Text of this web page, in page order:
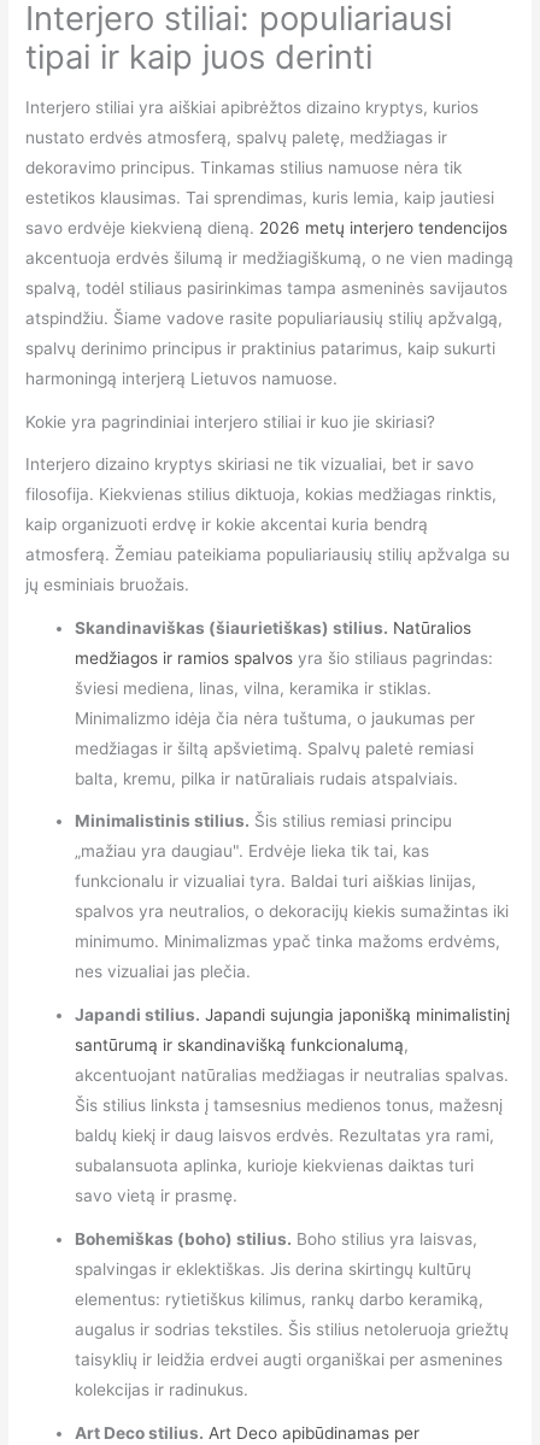
Interjero stiliai: populiariausi
tipai ir kaip juos derinti
Interjero stiliai yra aiškiai apibrėžtos dizaino kryptys, kurios
nustato erdvės atmosferą, spalvų paletę, medžiagas ir
dekoravimo principus. Tinkamas stilius namuose nėra tik
estetikos klausimas. Tai sprendimas, kuris lemia, kaip jautiesi
savo erdvėje kiekvieną dieną. 2026 metų interjero tendencijos
akcentuoja erdvės šilumą ir medžiagiškumą, o ne vien madingą
spalvą, todėl stiliaus pasirinkimas tampa asmeninės savijautos
atspindžiu. Šiame vadove rasite populiariausių stilių apžvalgą,
spalvų derinimo principus ir praktinius patarimus, kaip sukurti
harmoningą interjerą Lietuvos namuose.
Kokie yra pagrindiniai interjero stiliai ir kuo jie skiriasi?
Interjero dizaino kryptys skiriasi ne tik vizualiai, bet ir savo
filosofija. Kiekvienas stilius diktuoja, kokias medžiagas rinktis,
kaip organizuoti erdvę ir kokie akcentai kuria bendrą
atmosferą. Žemiau pateikiama populiariausių stilių apžvalga su
jų esminiais bruožais.
Skandinaviškas (šiaurietiškas) stilius. Natūralios
medžiagos ir ramios spalvos yra šio stiliaus pagrindas:
šviesi mediena, linas, vilna, keramika ir stiklas.
Minimalizmo idėja čia nėra tuštuma, o jaukumas per
medžiagas ir šiltą apšvietimą. Spalvų paletė remiasi
balta, kremu, pilka ir natūraliais rudais atspalviais.
Minimalistinis stilius. Šis stilius remiasi principu
„mažiau yra daugiau". Erdvėje lieka tik tai, kas
funkcionalu ir vizualiai tyra. Baldai turi aiškias linijas,
spalvos yra neutralios, o dekoracijų kiekis sumažintas iki
minimumo. Minimalizmas ypač tinka mažoms erdvėms,
nes vizualiai jas plečia.
Japandi stilius. Japandi sujungia japonišką minimalistinį
santūrumą ir skandinavišką funkcionalumą,
akcentuojant natūralias medžiagas ir neutralias spalvas.
Šis stilius linksta į tamsesnius medienos tonus, mažesnį
baldų kiekį ir daug laisvos erdvės. Rezultatas yra rami,
subalansuota aplinka, kurioje kiekvienas daiktas turi
savo vietą ir prasmę.
Bohemiškas (boho) stilius. Boho stilius yra laisvas,
spalvingas ir eklektiškas. Jis derina skirtingų kultūrų
elementus: rytietiškus kilimus, rankų darbo keramiką,
augalus ir sodrias tekstiles. Šis stilius netoleruoja griežtų
taisyklių ir leidžia erdvei augti organiškai per asmenines
kolekcijas ir radinukus.
Art Deco stilius. Art Deco apibūdinamas per